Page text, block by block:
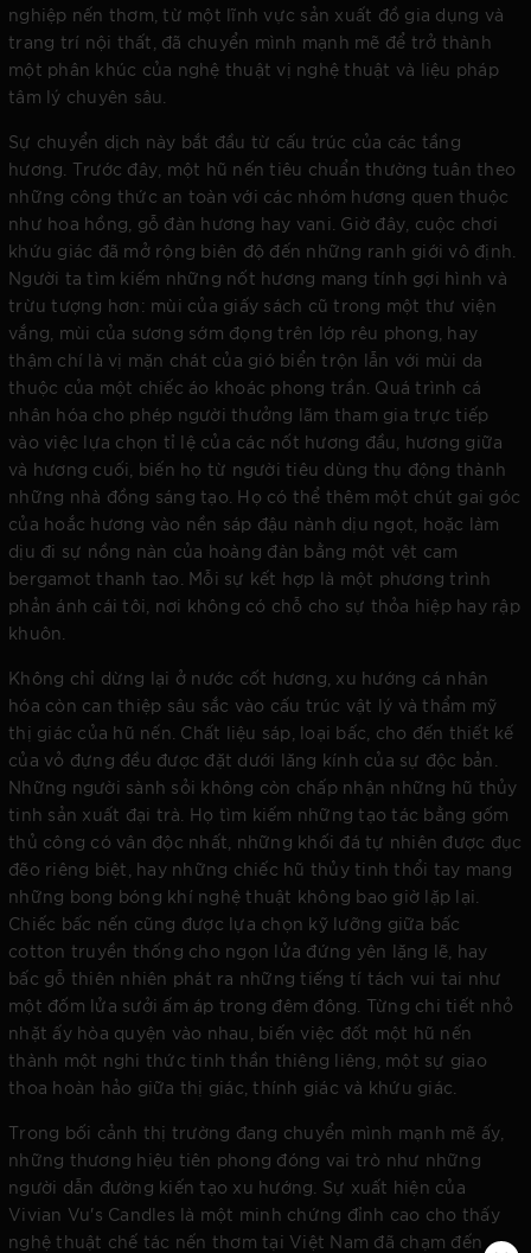
nghiệp nến thơm, từ một lĩnh vực sản xuất đồ gia dụng và
trang trí nội thất, đã chuyển mình mạnh mẽ để trở thành
một phân khúc của nghệ thuật vị nghệ thuật và liệu pháp
tâm lý chuyên sâu.
Sự chuyển dịch này bắt đầu từ cấu trúc của các tầng
hương. Trước đây, một hũ nến tiêu chuẩn thường tuân theo
những công thức an toàn với các nhóm hương quen thuộc
như hoa hồng, gỗ đàn hương hay vani. Giờ đây, cuộc chơi
khứu giác đã mở rộng biên độ đến những ranh giới vô định.
Người ta tìm kiếm những nốt hương mang tính gợi hình và
trừu tượng hơn: mùi của giấy sách cũ trong một thư viện
vắng, mùi của sương sớm đọng trên lớp rêu phong, hay
thậm chí là vị mặn chát của gió biển trộn lẫn với mùi da
thuộc của một chiếc áo khoác phong trần. Quá trình cá
nhân hóa cho phép người thưởng lãm tham gia trực tiếp
vào việc lựa chọn tỉ lệ của các nốt hương đầu, hương giữa
và hương cuối, biến họ từ người tiêu dùng thụ động thành
những nhà đồng sáng tạo. Họ có thể thêm một chút gai góc
của hoắc hương vào nền sáp đậu nành dịu ngọt, hoặc làm
dịu đi sự nồng nàn của hoàng đàn bằng một vệt cam
bergamot thanh tao. Mỗi sự kết hợp là một phương trình
phản ánh cái tôi, nơi không có chỗ cho sự thỏa hiệp hay rập
khuôn.
Không chỉ dừng lại ở nước cốt hương, xu hướng cá nhân
hóa còn can thiệp sâu sắc vào cấu trúc vật lý và thẩm mỹ
thị giác của hũ nến. Chất liệu sáp, loại bấc, cho đến thiết kế
của vỏ đựng đều được đặt dưới lăng kính của sự độc bản.
Những người sành sỏi không còn chấp nhận những hũ thủy
tinh sản xuất đại trà. Họ tìm kiếm những tạo tác bằng gốm
thủ công có vân độc nhất, những khối đá tự nhiên được đục
đẽo riêng biệt, hay những chiếc hũ thủy tinh thổi tay mang
những bong bóng khí nghệ thuật không bao giờ lặp lại.
Chiếc bấc nến cũng được lựa chọn kỹ lưỡng giữa bấc
cotton truyền thống cho ngọn lửa đứng yên lặng lẽ, hay
bấc gỗ thiên nhiên phát ra những tiếng tí tách vui tai như
một đốm lửa sưởi ấm áp trong đêm đông. Từng chi tiết nhỏ
nhặt ấy hòa quyện vào nhau, biến việc đốt một hũ nến
thành một nghi thức tinh thần thiêng liêng, một sự giao
thoa hoàn hảo giữa thị giác, thính giác và khứu giác.
Trong bối cảnh thị trường đang chuyển mình mạnh mẽ ấy,
những thương hiệu tiên phong đóng vai trò như những
người dẫn đường kiến tạo xu hướng. Sự xuất hiện của
Vivian Vu's Candles là một minh chứng đỉnh cao cho thấy
nghệ thuật chế tác nến thơm tại Việt Nam đã chạm đến